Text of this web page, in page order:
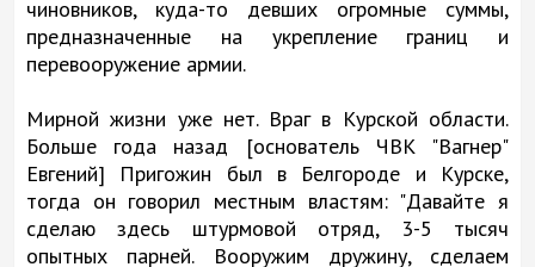
чиновников, куда-то девших огромные суммы,
предназначенные на укрепление границ и
перевооружение армии.
Мирной жизни уже нет. Враг в Курской области.
Больше года назад [основатель ЧВК "Вагнер"
Евгений] Пригожин был в Белгороде и Курске,
тогда он говорил местным властям: "Давайте я
сделаю здесь штурмовой отряд, 3-5 тысяч
опытных парней. Вооружим дружину, сделаем